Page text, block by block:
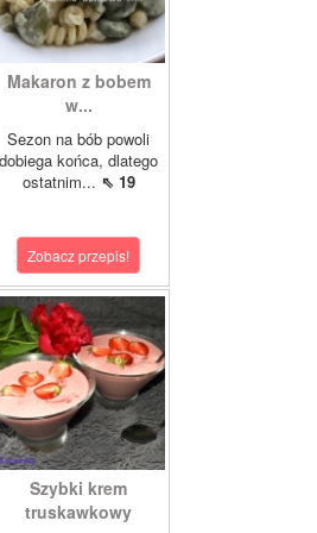
Makaron z bobem
w...
Sezon na bób powoli
dobiega końca, dlatego
ostatnim... ⇖ 19
Zobacz przepis!
Szybki krem
truskawkowy